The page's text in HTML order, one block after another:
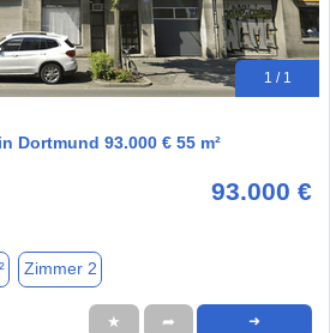
1 / 1
Dortmund 93.000 € 55 m²
93.000 €
Zimmer 2
★ ➦ ➜